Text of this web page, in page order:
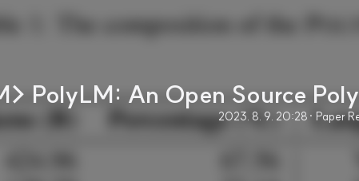
PolyLM: An Open Source
2023. 8. 9. 20:28 · Paper